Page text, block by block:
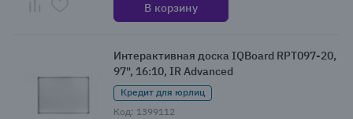
В корзину
Интерактивная доска IQBoard RPT097-20,
97", 16:10, IR Advanced
Кредит для юрлиц
Код: 1399112